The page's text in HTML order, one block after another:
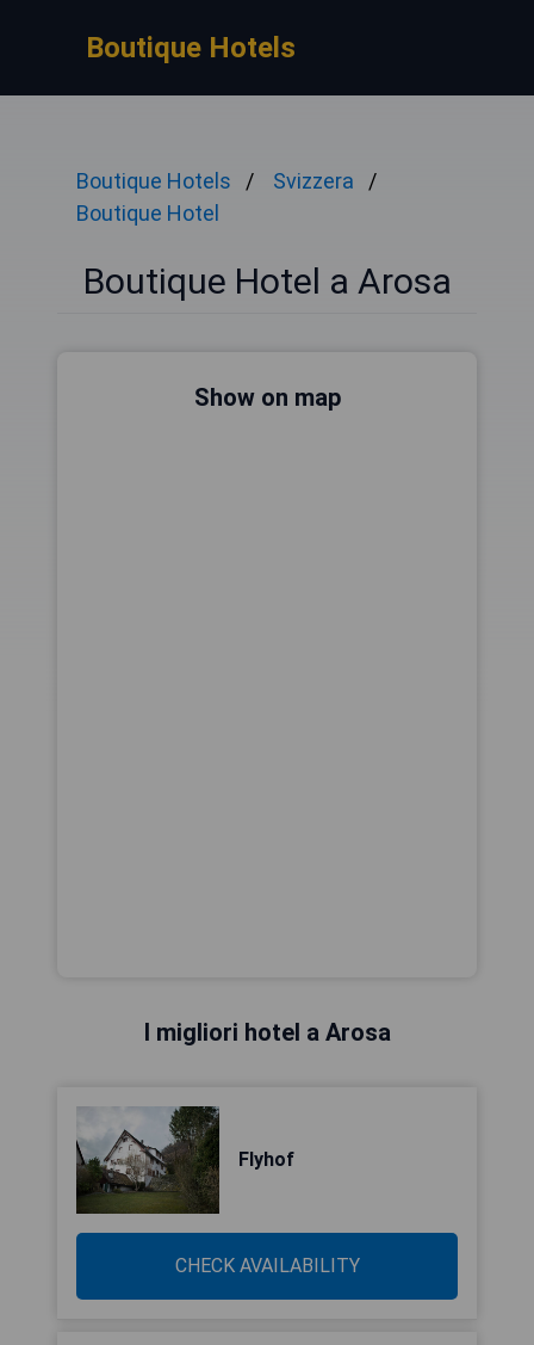
Boutique Hotels
Boutique Hotels
Svizzera
Boutique Hotel
Boutique Hotel a Arosa
Show on map
I migliori hotel a Arosa
Flyhof
CHECK AVAILABILITY